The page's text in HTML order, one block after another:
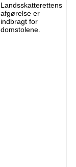
Landsskatterettens
afgørelse er
indbragt for
domstolene.